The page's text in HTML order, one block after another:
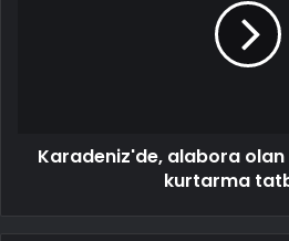
Karadeniz'de, alabora olan
kurtarma